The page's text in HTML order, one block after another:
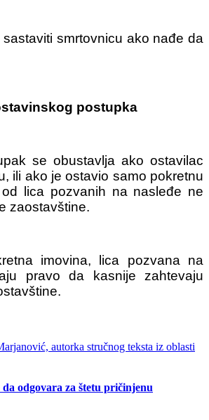
smrtovnicu ako nađe da
postupka
se obustavlja ako ostavilac
ili ako je ostavio samo pokretnu
lica pozvanih na nasleđe ne
zaostavštine.
imovina, lica pozvana na
pravo da kasnije zahtevaju
da odgovara za štetu pričinjenu